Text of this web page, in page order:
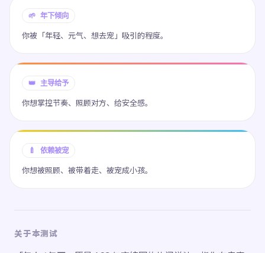
🌱 年下倾向
你被「年轻、元气、想去宠」吸引的程度。
👑 主导给予
你想掌控节奏、照顾对方、给安全感。
🍼 依赖被宠
你想被照顾、被带着走、被宠成小孩。
关于本测试